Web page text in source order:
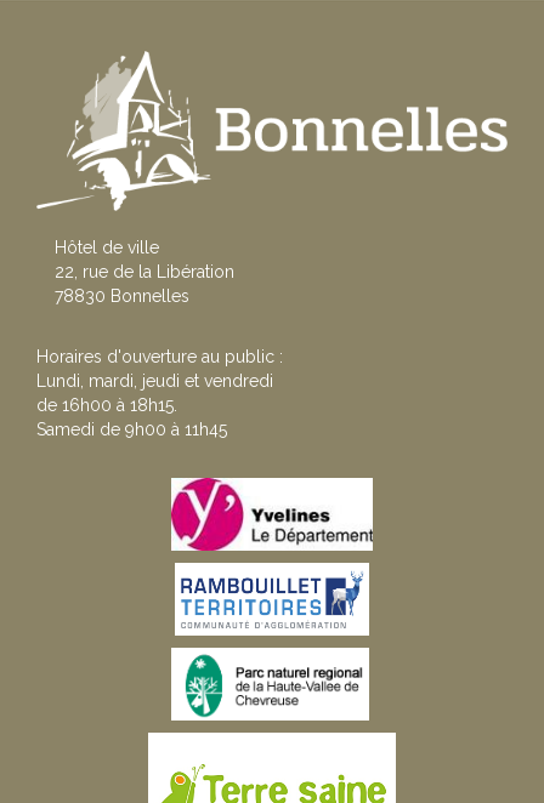
Hôtel de ville
22, rue de la Libération
78830 Bonnelles
Horaires d'ouverture au public :
Lundi, mardi, jeudi et vendredi
de 16h00 à 18h15.
Samedi de 9h00 à 11h45